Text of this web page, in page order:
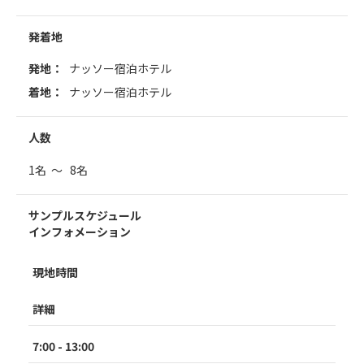
発着地
発地：
ナッソー宿泊ホテル
着地：
ナッソー宿泊ホテル
人数
1名 ～ 8名
サンプルスケジュール
インフォメーション
現地時間
詳細
7:00 - 13:00